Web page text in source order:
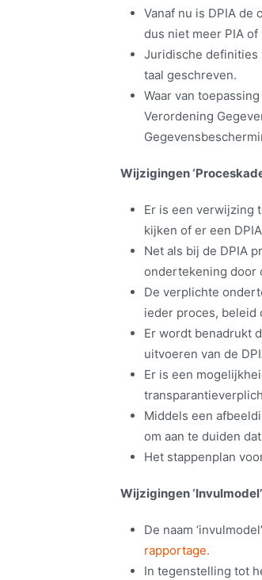
Vanaf nu is DPIA
dus niet meer PIA of
Juridische definities
taal geschreven.
Waar van
Verordening
Wijzigingen
Er is een verwijzing
kijken of er een
Net als bij de DPIA
ondertekening door
De verplichte
ieder proces, beleid
Er wordt benadrukt
uitvoeren van de
Er is een
Middels een
om aan te duiden
Het stappenplan
Wijzigingen ‘Invulmodel’
De naam
rapportage.
In tegenstelling tot